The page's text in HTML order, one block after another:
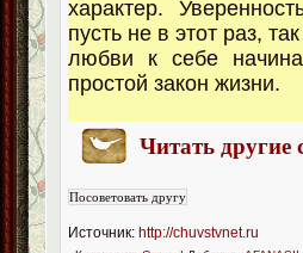
характер.
пусть не в этот раз,
любви к себе
простой закон жизни.
Читать другие
Источник: http://chuvstvnet.ru